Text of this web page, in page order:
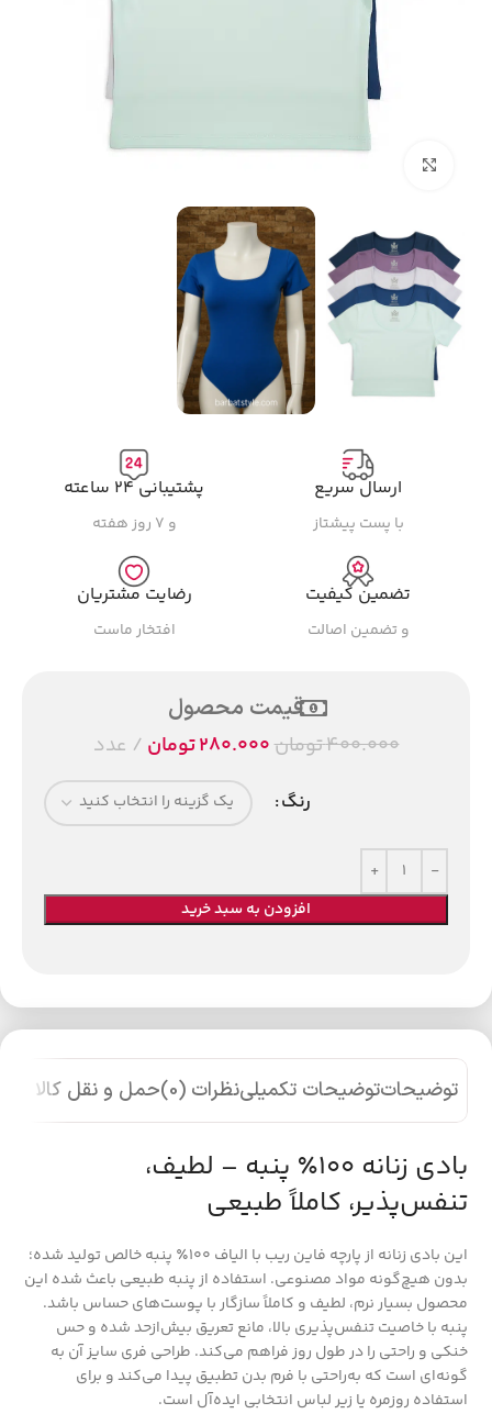
ارسال سریع
با پست پیشتاز
پشتیبانی ۲۴ ساعته
و ۷ روز هفته
تضمین کیفیت
و تضمین اصالت
رضایت مشتریان
افتخار ماست
قیمت محصول
400.000تومان280.000تومان عدد
رنگ
افزودن به سبد خرید
توضیحاتتوضیحات تکمیلینظرات (0) حمل و نقل کالا
بادی زنانه ۱۰۰٪ پنبه – لطیف،
تنفس‌پذیر، کاملاً طبیعی
این بادی زنانه از پارچه فاین ریب با الیاف ۱۰۰٪ پنبه خالص تولید شده؛
بدون هیچ‌گونه مواد مصنوعی. استفاده از پنبه طبیعی باعث شده این
محصول بسیار نرم، لطیف و کاملاً سازگار با پوست‌های حساس باشد.
پنبه با خاصیت تنفس‌پذیری بالا، مانع تعریق بیش‌ازحد شده و حس
خنکی و راحتی را در طول روز فراهم می‌کند. طراحی فری سایز آن به
گونه‌ای است که به‌راحتی با فرم بدن تطبیق پیدا می‌کند و برای
استفاده روزمره یا زیر لباس انتخابی ایده‌آل است.